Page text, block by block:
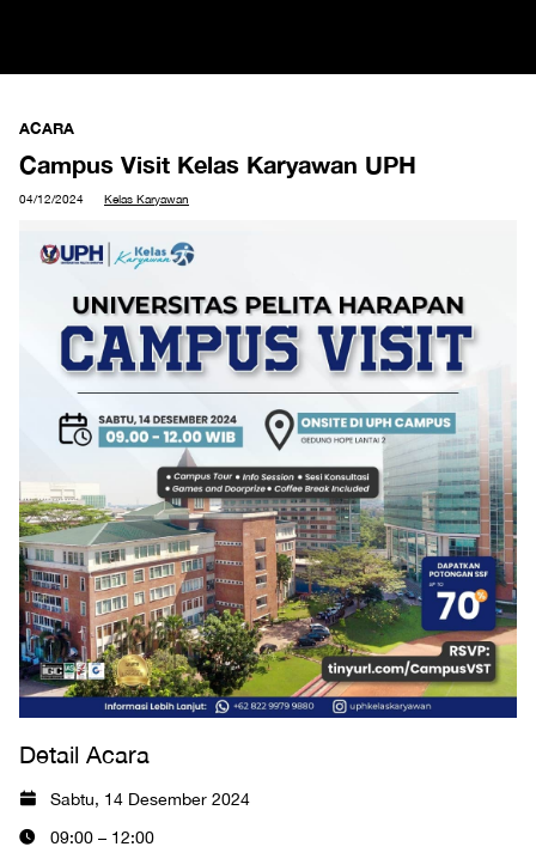
ACARA
Campus Visit Kelas Karyawan UPH
04/12/2024 Kelas Karyawan
Detail Acara
Sabtu, 14 Desember 2024
09:00 – 12:00